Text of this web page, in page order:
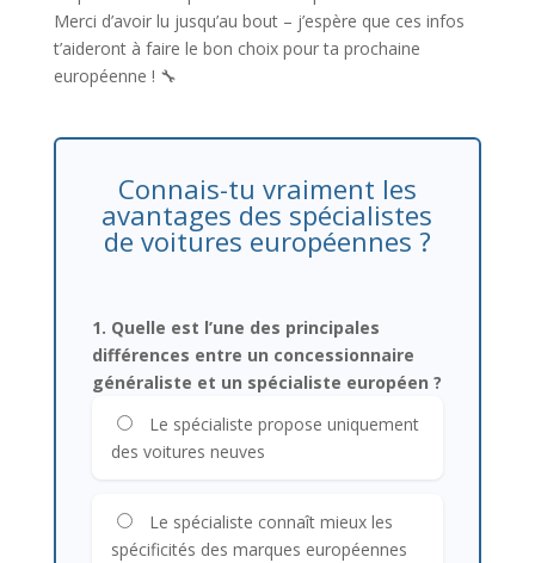
Merci d’avoir lu jusqu’au bout – j’espère que ces infos
t’aideront à faire le bon choix pour ta prochaine
européenne ! 🔧
Connais-tu vraiment les
avantages des spécialistes
de voitures européennes ?
1. Quelle est l’une des principales
différences entre un concessionnaire
généraliste et un spécialiste européen ?
Le spécialiste propose uniquement
des voitures neuves
Le spécialiste connaît mieux les
spécificités des marques européennes